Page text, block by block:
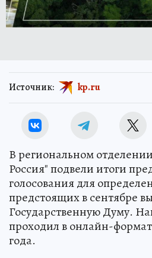
Источник: kp.ru
В региональном
Россия" подвели итоги
голосования для
предстоящих в сентябре
Государственную Думу.
проходил в онлайн-
года.